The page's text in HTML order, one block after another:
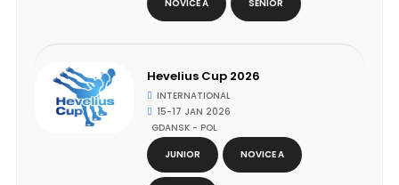
NOVICE A SENIOR
Hevelius Cup 2026
INTERNATIONAL
15-17 JAN 2026
GDANSK - POL
JUNIOR
NOVICE A